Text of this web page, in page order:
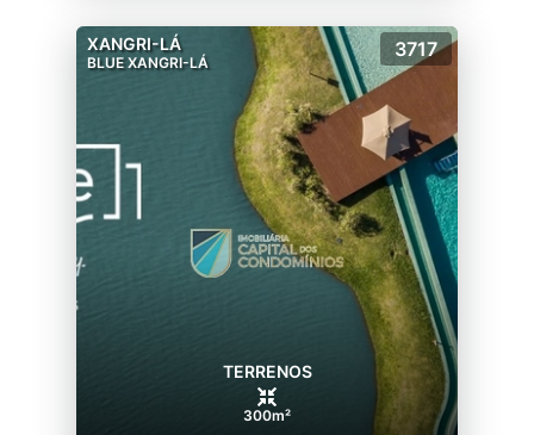
XANGRI-LÁ
BLUE XANGRI-LÁ
3717
TERRENOS
300m²